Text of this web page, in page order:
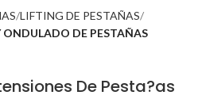
LIFTING DE PESTAÑAS
DE PESTAÑAS
De Pesta?as